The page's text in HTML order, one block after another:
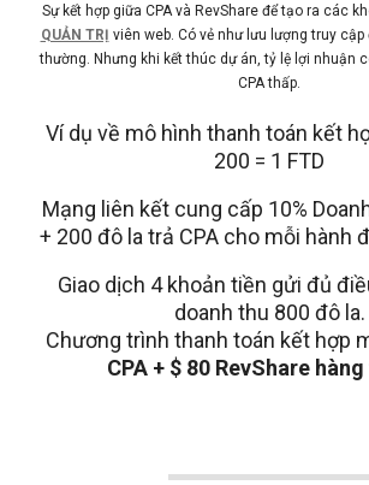
Sự kết hợp giữa CPA và RevShare để tạo ra các
QUẢN TRỊ viên web. Có vẻ như lưu lượng truy
thường. Nhưng khi kết thúc dự án, tỷ lệ lợi nhuận
CPA thấp.
Ví dụ về mô hình thanh toán kết
200 = 1 FTD
Mạng liên kết cung cấp 10%
+ 200 đô la trả CPA cho mỗi hành
Giao dịch 4 khoản tiền gửi đủ
doanh thu 800 đô la.
Chương trình thanh toán kết hợp
CPA + $ 80 RevShare